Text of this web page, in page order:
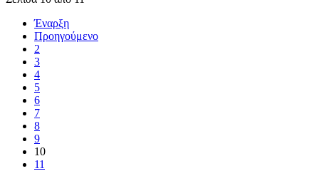
Έναρξη
Προηγούμενο
2
3
4
5
6
7
8
9
10
11